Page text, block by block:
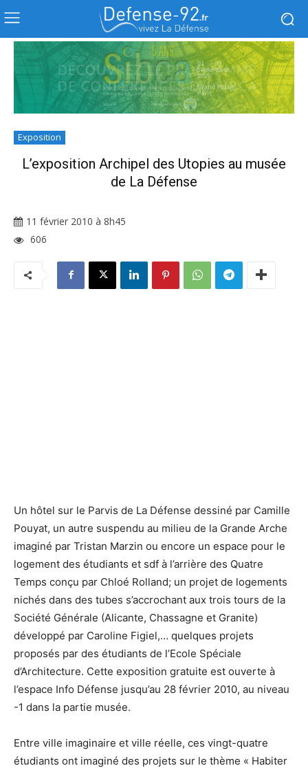
Exposition
L’exposition Archipel des Utopies au musée
de La Défense
11 février 2010 à 8h45
606
Un hôtel sur le Parvis de La Défense dessiné par Camille
Pouyat, un autre suspendu au milieu de la Grande Arche
imaginé par Tristan Marzin ou encore un espace pour le
logement des étudiants et sdf à l’arrière des Quatre
Temps conçu par Chloé Rolland; un projet de logements
nichés dans des tubes s’accrochant aux trois tours de la
Société Générale (Alicante, Chassagne et Granite)
développé par Caroline Figiel,… quelques projets
proposés par des étudiants de l’Ecole Spéciale
d’Architecture. Cette exposition gratuite est ouverte à
l’espace Info Défense jusqu’au 28 février 2010, au niveau
-1 dans la partie musée.
Entre ville imaginaire et ville réelle, ces vingt-quatre
étudiants ont imaginé des projets sur le thème « Habiter